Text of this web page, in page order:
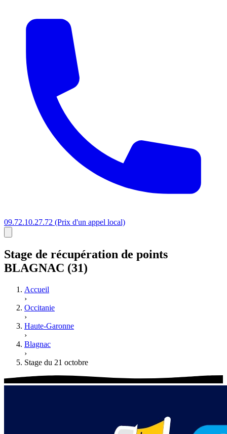
09.72.10.27.72 (Prix d'un appel local)
Stage de récupération de points
BLAGNAC (31)
Accueil
›
Occitanie
›
Haute-Garonne
›
Blagnac
›
Stage du 21 octobre